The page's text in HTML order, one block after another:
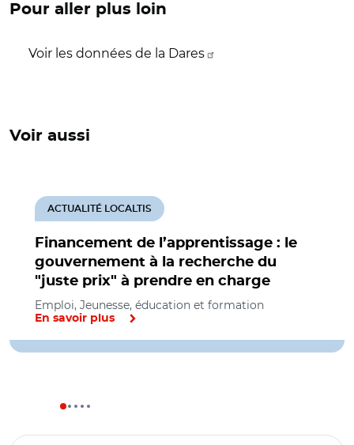
Pour aller plus loin
Voir les données de la Dares
Voir aussi
Financement de l’apprentissage : le
gouvernement à la recherche du
"juste prix" à prendre en charge
ACTUALITÉ LOCALTIS
Emploi, Jeunesse, éducation et formation
En savoir plus